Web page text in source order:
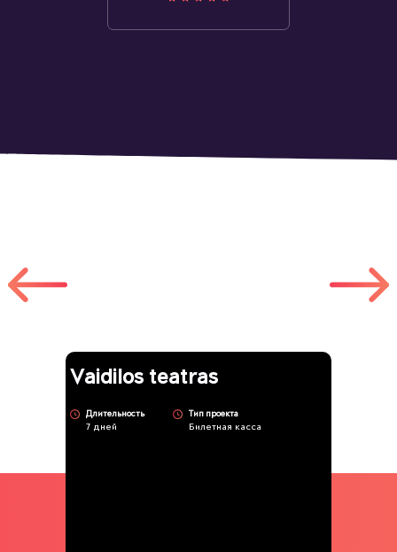
Vaidilos teatras
Длительность
7 дней
Тип проекта
Билетная касса